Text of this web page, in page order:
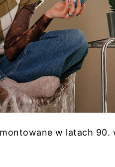
w latach 90.